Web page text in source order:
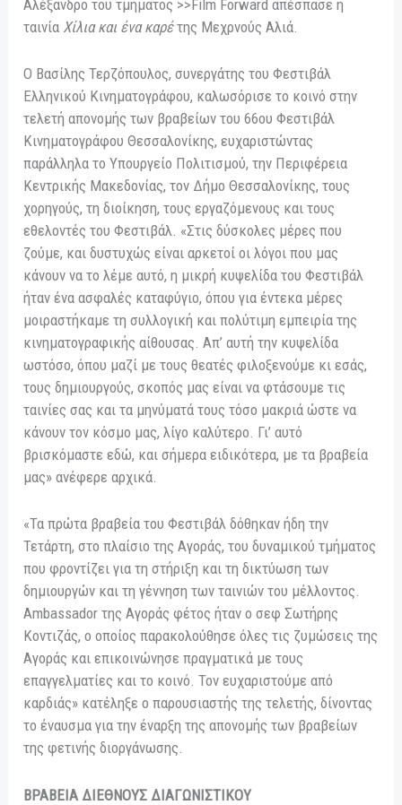
Αλέξανδρο του τμήματος >>Film Forward απέσπασε η
ταινία Χίλια και ένα καρέτης Μεχρνούς Αλιά.
Ο Βασίλης Τερζόπουλος, συνεργάτης του Φεστιβάλ
Ελληνικού Κινηματογράφου, καλωσόρισε το κοινό στην
τελετή απονομής των βραβείων του 66ου Φεστιβάλ
Κινηματογράφου Θεσσαλονίκης, ευχαριστώντας
παράλληλα το Υπουργείο Πολιτισμού, την Περιφέρεια
Κεντρικής Μακεδονίας, τον Δήμο Θεσσαλονίκης, τους
χορηγούς, τη διοίκηση, τους εργαζόμενους και τους
εθελοντές του Φεστιβάλ. «Στις δύσκολες μέρες που
ζούμε, και δυστυχώς είναι αρκετοί οι λόγοι που μας
κάνουν να το λέμε αυτό, η μικρή κυψελίδα του Φεστιβάλ
ήταν ένα ασφαλές καταφύγιο, όπου για έντεκα μέρες
μοιραστήκαμε τη συλλογική και πολύτιμη εμπειρία της
κινηματογραφικής αίθουσας. Απ’ αυτή την κυψελίδα
ωστόσο, όπου μαζί με τους θεατές φιλοξενούμε κι εσάς,
τους δημιουργούς, σκοπός μας είναι να φτάσουμε τις
ταινίες σας και τα μηνύματά τους τόσο μακριά ώστε να
κάνουν τον κόσμο μας, λίγο καλύτερο. Γι’ αυτό
βρισκόμαστε εδώ, και σήμερα ειδικότερα, με τα βραβεία
μας» ανέφερε αρχικά.
«Τα πρώτα βραβεία του Φεστιβάλ δόθηκαν ήδη την
Τετάρτη, στο πλαίσιο της Αγοράς, του δυναμικού τμήματος
που φροντίζει για τη στήριξη και τη δικτύωση των
δημιουργών και τη γέννηση των ταινιών του μέλλοντος.
Ambassador της Αγοράς φέτος ήταν ο σεφ Σωτήρης
Κοντιζάς, ο οποίος παρακολούθησε όλες τις ζυμώσεις της
Αγοράς και επικοινώνησε πραγματικά με τους
επαγγελματίες και το κοινό. Τον ευχαριστούμε από
καρδιάς» κατέληξε ο παρουσιαστής της τελετής, δίνοντας
το έναυσμα για την έναρξη της απονομής των βραβείων
της φετινής διοργάνωσης.
ΒΡΑΒΕΙΑ ΔΙΕΘΝΟΥΣ ΔΙΑΓΩΝΙΣΤΙΚΟΥ